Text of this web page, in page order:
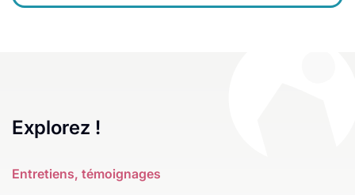
Explorez !
Entretiens, témoignages